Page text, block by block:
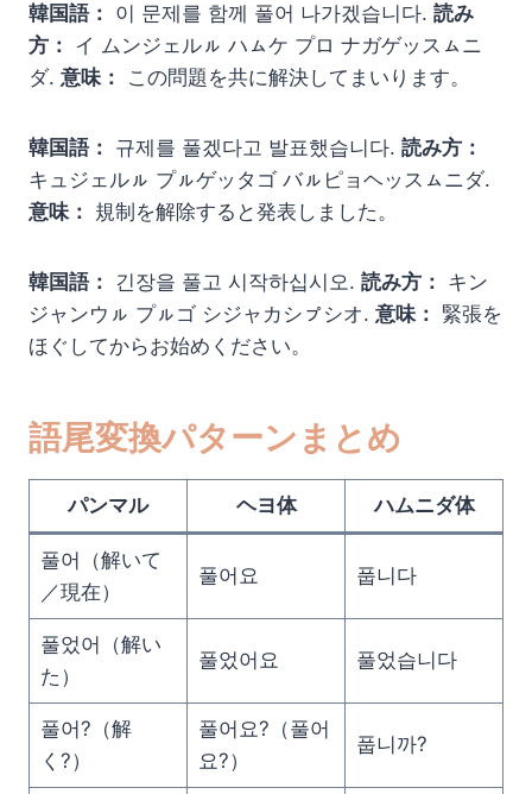
韓国語： 이 문제를 함께 풀어 나가겠습니다. 読み
方： イ ムンジェルㇽ ハㇺケ プロ ナガゲッスㇺニ
ダ. 意味： この問題を共に解決してまいります。
韓国語： 규제를 풀겠다고 발표했습니다. 読み方：
キュジェルㇽ プㇽゲッタゴ バㇽピョヘッスㇺニダ.
意味： 規制を解除すると発表しました。
韓国語： 긴장을 풀고 시작하십시오. 読み方： キン
ジャンウㇽ プㇽゴ シジャカシㇷ゚シオ. 意味： 緊張を
ほぐしてからお始めください。
語尾変換パターンまとめ
パンマル ヘヨ体 ハムニダ体
풀어（解いて
／現在）
풀어요 풉니다
풀었어（解い
た）
풀었어요 풀었습니다
풀어?（解
く?）
풀어요?（풀어
요?）
풉니까?